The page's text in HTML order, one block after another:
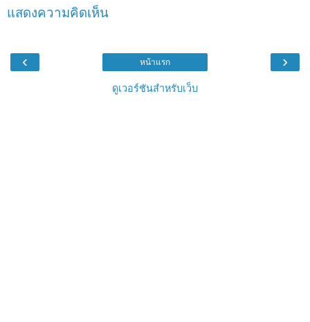
แสดงความคิดเห็น
‹ ›
หน้าแรก
ดูเวอร์ชันสำหรับเว็บ